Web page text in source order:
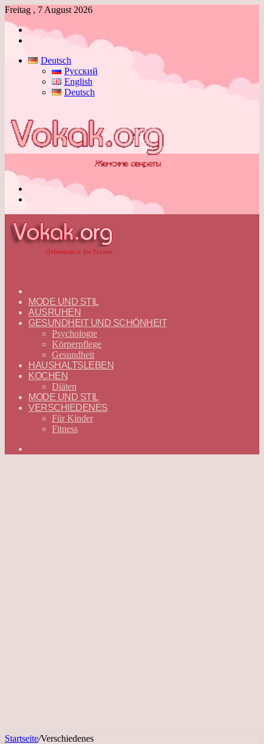
Freitag , 7 August 2026
Anmelden
Deutsch
Русский
English
Deutsch
—
DEUTSCH
MODE UND STIL
AUSRUHEN
GESUNDHEIT UND SCHÖNHEIT
Psychologie
Körperpflege
Gesundheit
HAUSHALTSLEBEN
KOCHEN
Diäten
MODE UND STIL
VERSCHIEDENES
Für Kinder
Fitness
Startseite/Verschiedenes